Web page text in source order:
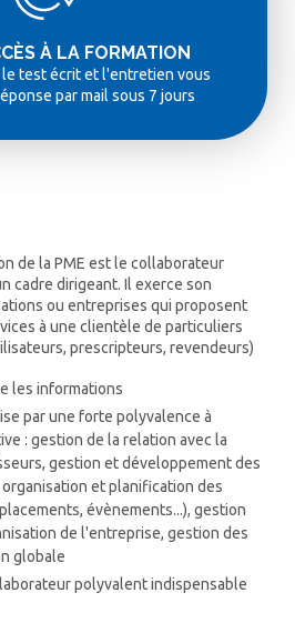
À LA FORMATION
le test écrit et l'entretien vous
par mail sous 7 jours
de la PME est le collaborateur
cadre dirigeant. Il exerce son
ou entreprises qui proposent
à une clientèle de particuliers
prescripteurs, revendeurs)
les informations
par une forte polyvalence à
: gestion de la relation avec la
gestion et développement des
et planification des
évènements...), gestion
de l'entreprise, gestion des
globale
polyvalent indispensable